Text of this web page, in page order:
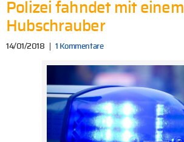
Polizei fahndet mit einem
Hubschrauber
14/01/2018 1 Kommentare